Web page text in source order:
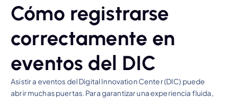
Cómo registrarse
correctamente en
eventos del DIC
Asistir a eventos del Digital Innovation Center (DIC) puede
abrir muchas puertas. Para garantizar una experiencia fluida,